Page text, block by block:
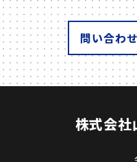
問い合わ
株式会社